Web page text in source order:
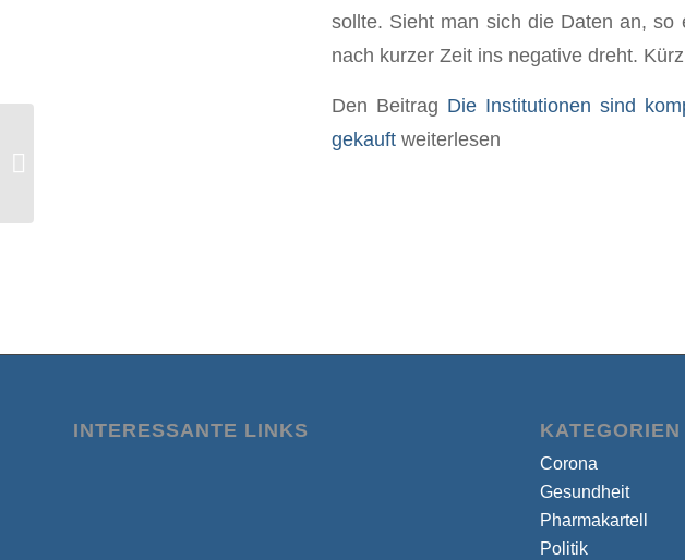
sollte. Sieht man sich die Daten an,
nach kurzer Zeit ins negative dreht.
Den Beitrag Die Institutionen sind
gekauft weiterlesen
INTERESSANTE LINKS KATEGORIEN
Corona
Gesundheit
Pharmakartell
Politik